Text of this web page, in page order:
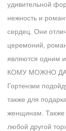
удивительной
нежность и
сердец. Они
церемоний,
являются одним
КОМУ МОЖНО
Гортензии
также для
женщинам. Также
любой другой